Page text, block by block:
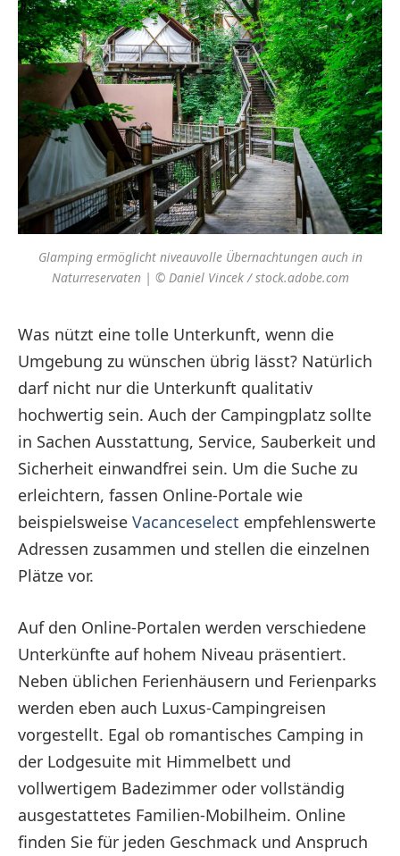
Glamping ermöglicht niveauvolle Übernachtungen auch in
Naturreservaten | © Daniel Vincek / stock.adobe.com
Was nützt eine tolle Unterkunft, wenn die
Umgebung zu wünschen übrig lässt? Natürlich
darf nicht nur die Unterkunft qualitativ
hochwertig sein. Auch der Campingplatz sollte
in Sachen Ausstattung, Service, Sauberkeit und
Sicherheit einwandfrei sein. Um die Suche zu
erleichtern, fassen Online-Portale wie
beispielsweise Vacanceselect empfehlenswerte
Adressen zusammen und stellen die einzelnen
Plätze vor.
Auf den Online-Portalen werden verschiedene
Unterkünfte auf hohem Niveau präsentiert.
Neben üblichen Ferienhäusern und Ferienparks
werden eben auch Luxus-Campingreisen
vorgestellt. Egal ob romantisches Camping in
der Lodgesuite mit Himmelbett und
vollwertigem Badezimmer oder vollständig
ausgestattetes Familien-Mobilheim. Online
finden Sie für jeden Geschmack und Anspruch